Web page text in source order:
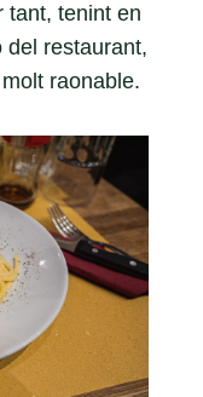
tant, tenint en
del restaurant,
raonable.